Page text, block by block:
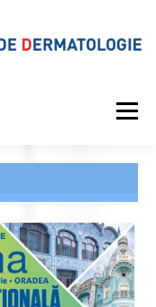
Meniu
MEDICALE